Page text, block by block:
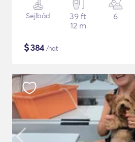
Sejlbåd
39 ft
12 m
6
$384/nat